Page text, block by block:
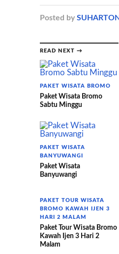
Posted by
READ NEXT →
PAKET WISATA BROMO
Paket Wisata Bromo
Sabtu Minggu
PAKET WISATA
BANYUWANGI
Paket Wisata
Banyuwangi
PAKET TOUR WISATA
BROMO KAWAH IJEN 3
HARI 2 MALAM
Paket Tour Wisata Bromo
Kawah Ijen 3 Hari 2
Malam